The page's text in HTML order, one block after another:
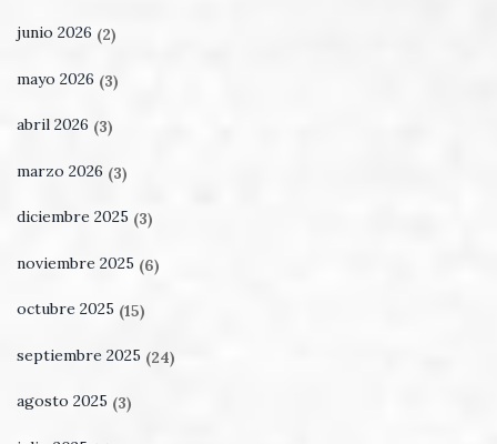
junio 2026 (2)
mayo 2026 (3)
abril 2026 (3)
marzo 2026 (3)
diciembre 2025 (3)
noviembre 2025 (6)
octubre 2025 (15)
septiembre 2025 (24)
agosto 2025 (3)